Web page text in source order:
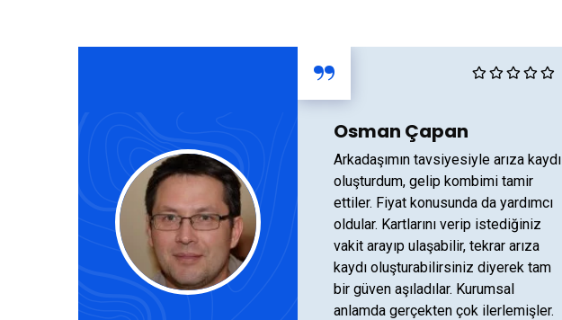
“
Osman Çapan
Arkadaşımın tavsiyesiyle arıza kaydı
oluşturdum, gelip kombimi tamir
ettiler. Fiyat konusunda da yardımcı
oldular. Kartlarını verip istediğiniz
vakit arayıp ulaşabilir, tekrar arıza
kaydı oluşturabilirsiniz diyerek tam
bir güven aşıladılar. Kurumsal
anlamda gerçekten çok ilerlemişler.